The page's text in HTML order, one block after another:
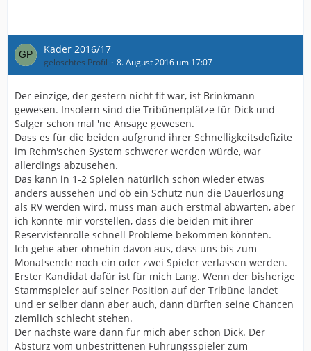
Kader 2016/17
gelöschtes Profil 8. August 2016 um 17:07
Der einzige, der gestern nicht fit war, ist Brinkmann
gewesen. Insofern sind die Tribünenplätze für Dick und
Salger schon mal 'ne Ansage gewesen.
Dass es für die beiden aufgrund ihrer Schnelligkeitsdefizite
im Rehm'schen System schwerer werden würde, war
allerdings abzusehen.
Das kann in 1-2 Spielen natürlich schon wieder etwas
anders aussehen und ob ein Schütz nun die Dauerlösung
als RV werden wird, muss man auch erstmal abwarten, aber
ich könnte mir vorstellen, dass die beiden mit ihrer
Reservistenrolle schnell Probleme bekommen könnten.
Ich gehe aber ohnehin davon aus, dass uns bis zum
Monatsende noch ein oder zwei Spieler verlassen werden.
Erster Kandidat dafür ist für mich Lang. Wenn der bisherige
Stammspieler auf seiner Position auf der Tribüne landet
und er selber dann aber auch, dann dürften seine Chancen
ziemlich schlecht stehen.
Der nächste wäre dann für mich aber schon Dick. Der
Absturz vom unbestrittenen Führungsspieler zum